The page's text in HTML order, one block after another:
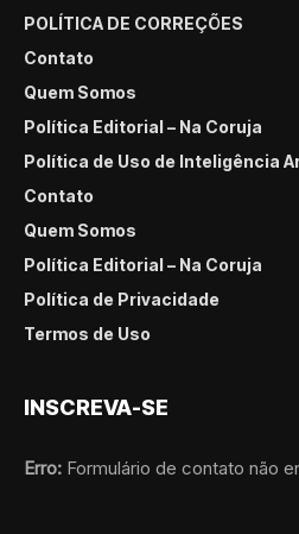
POLÍTICA DE CORREÇÕES
Contato
Quem Somos
Política Editorial – Na Coruja
Política de Uso de Inteligência
Contato
Quem Somos
Política Editorial – Na Coruja
Política de Privacidade
Termos de Uso
INSCREVA-SE
Erro: Formulário de contato não